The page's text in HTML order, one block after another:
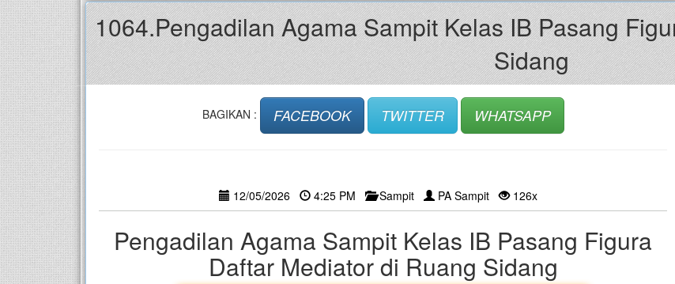
1064.Pengadilan Agama Sampit Kelas IB Pasang
Sidang
BAGIKAN : FACEBOOK TWITTER WHATSAPP
12/05/2026 4:25 PM Sampit PA Sampit 126x
Pengadilan Agama Sampit Kelas IB Pasang Figura
Daftar Mediator di Ruang Sidang